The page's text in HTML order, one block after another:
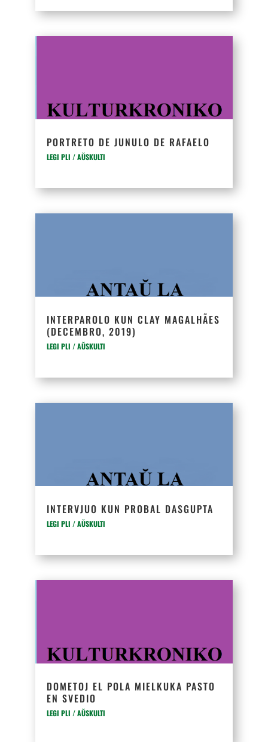
PORTRETO DE JUNULO DE RAFAELO
LEGI PLI / AŬSKULTI
INTERPAROLO KUN CLAY MAGALHÃES
(DECEMBRO, 2019)
LEGI PLI / AŬSKULTI
INTERVJUO KUN PROBAL DASGUPTA
LEGI PLI / AŬSKULTI
DOMETOJ EL POLA MIELKUKA PASTO
EN SVEDIO
LEGI PLI / AŬSKULTI